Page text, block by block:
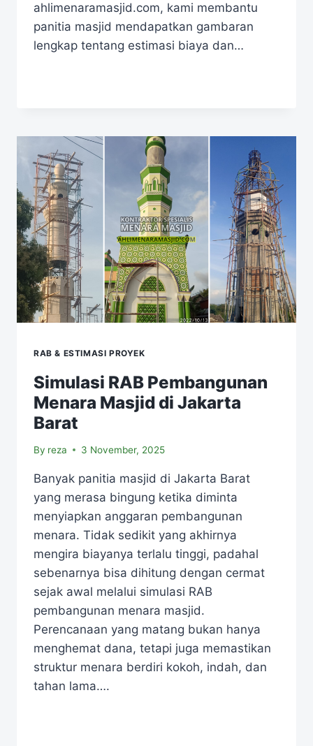
ahlimenaramasjid.com, kami membantu
panitia masjid mendapatkan gambaran
lengkap tentang estimasi biaya dan…
RAB & ESTIMASI PROYEK
Simulasi RAB Pembangunan
Menara Masjid di Jakarta
Barat
By reza 3 November, 2025
Banyak panitia masjid di Jakarta Barat
yang merasa bingung ketika diminta
menyiapkan anggaran pembangunan
menara. Tidak sedikit yang akhirnya
mengira biayanya terlalu tinggi, padahal
sebenarnya bisa dihitung dengan cermat
sejak awal melalui simulasi RAB
pembangunan menara masjid.
Perencanaan yang matang bukan hanya
menghemat dana, tetapi juga memastikan
struktur menara berdiri kokoh, indah, dan
tahan lama….